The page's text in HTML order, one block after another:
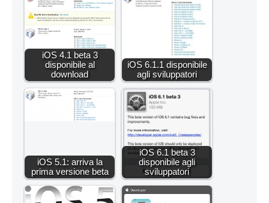
iOS 4.1 beta 3
disponibile al
download
iOS 6.1.1 disponibile
agli sviluppatori
iOS 5.1: arriva la
prima versione beta
iOS 6.1 beta 3
disponibile agli
sviluppatori